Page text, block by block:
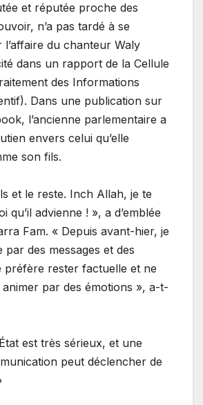
et réputée proche des
n’a pas tardé à se
du chanteur Waly
dans un rapport de la Cellule
des Informations
Dans une publication sur
l’ancienne parlementaire a
envers celui qu’elle
son fils.
et le reste. Inch Allah, je te
qu’il advienne ! », a d’emblée
Fam. « Depuis avant-hier, je
par des messages et des
préfère rester factuelle et ne
animer par des émotions », a-t-
est très sérieux, et une
peut déclencher de